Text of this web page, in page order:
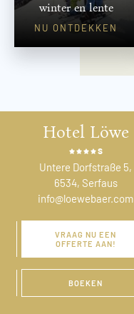
winter en lente
NU ONTDEKKEN
Hotel Löwe
s
Untere Dorfstraße 5,
6534, Serfaus
info@loewebaer.com
VRAAG NU EEN
OFFERTE AAN!
BOEKEN